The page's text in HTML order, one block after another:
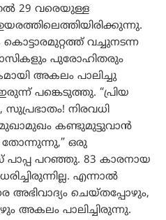
29 വരെയുള്ള
വച്ചുനടന്ന
പുരോഹിതരും
അകലം പാലിച്ചു
പങ്കെടുത്തു. “പ്രിയ
നിരവധി
കണ്ടുമുട്ടുവാൻ
തോന്നുന്നു,” ഒരു
പാപ്പ പറഞ്ഞു. 83 കാരനായ
എന്നാൽ
അഭിവാദ്യം ചെയ്തപ്പോഴും,
അകലം പാലിച്ചിരുന്നു.